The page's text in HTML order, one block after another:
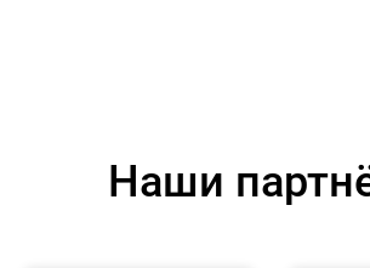
Наши